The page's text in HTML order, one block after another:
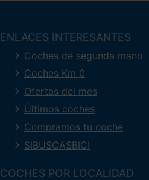
ENLACES INTERESANTES
Coches de segunda mano
Coches Km 0
Ofertas del mes
Últimos coches
Compramos tu coche
SIBUSCASBICI
COCHES POR LOCALIDAD